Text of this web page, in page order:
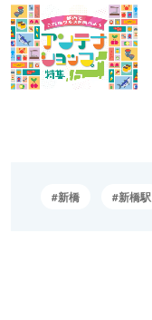
新橋 新橋駅